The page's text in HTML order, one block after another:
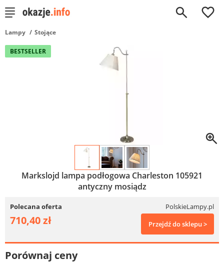
0
Lampy Stojące
BESTSELLER
Markslojd lampa podłogowa Charleston 105921
antyczny mosiądz
Polecana oferta PolskieLampy.pl
710,40 zł Przejdź do sklepu >
Porównaj ceny